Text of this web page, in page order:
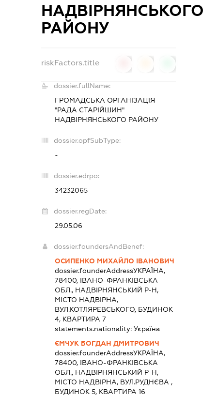
НАДВІРНЯНСЬКОГО
РАЙОНУ
riskFactors.title
dossier.fullName:
ГРОМАДСЬКА ОРГАНІЗАЦІЯ
"РАДА СТАРІЙШИН"
НАДВІРНЯНСЬКОГО РАЙОНУ
dossier.opfSubType:
-
dossier.edrpo:
34232065
dossier.regDate:
29.05.06
dossier.foundersAndBenef:
ОСИПЕНКО МИХАЙЛО ІВАНОВИЧ
dossier.founderAddressУКРАЇНА,
78400, ІВАНО-ФРАНКІВСЬКА
ОБЛ., НАДВІРНЯНСЬКИЙ Р-Н,
МІСТО НАДВІРНА,
ВУЛ.КОТЛЯРЕВСЬКОГО, БУДИНОК
4, КВАРТИРА 7
statements.nationality: Україна
ЄМЧУК БОГДАН ДМИТРОВИЧ
dossier.founderAddressУКРАЇНА,
78400, ІВАНО-ФРАНКІВСЬКА
ОБЛ., НАДВІРНЯНСЬКИЙ Р-Н,
МІСТО НАДВІРНА, ВУЛ.РУДНЄВА ,
БУДИНОК 5, КВАРТИРА 16